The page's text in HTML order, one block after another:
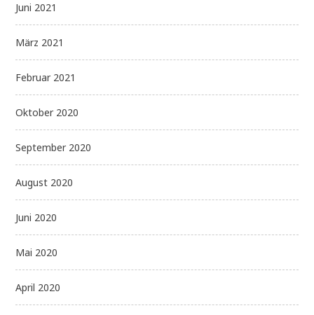
Juni 2021
März 2021
Februar 2021
Oktober 2020
September 2020
August 2020
Juni 2020
Mai 2020
April 2020